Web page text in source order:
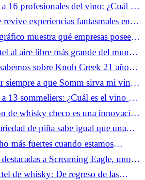
16 profesionales del vino: ¿Cuál es
más sobrevalorado? (2025)
experiencias fantasmales en su
muestra qué empresas poseen
marcas de cerveza de Estados
al aire libre más grande del mundo'
en sólo un partido de fútbol
sobre Knob Creek 21 años,
antiguo de la marca hasta el
siempre a que Somm sirva mi vino
13 sommeliers: ¿Cuál es el vino de
(2025)
de whisky checo es una innovación
una larga historia detrás.
de piña sabe igual que una
más fuertes cuando estamos
nórdicos de whisky
a la competencia
a Screaming Eagle, uno
culto más codiciados de Napa
de whisky: De regreso de las